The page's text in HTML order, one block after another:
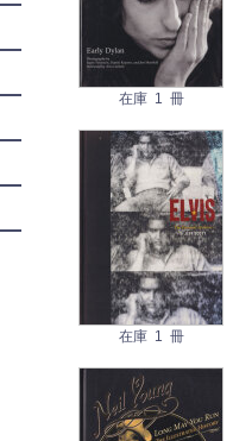
在庫 1 冊
在庫 1 冊